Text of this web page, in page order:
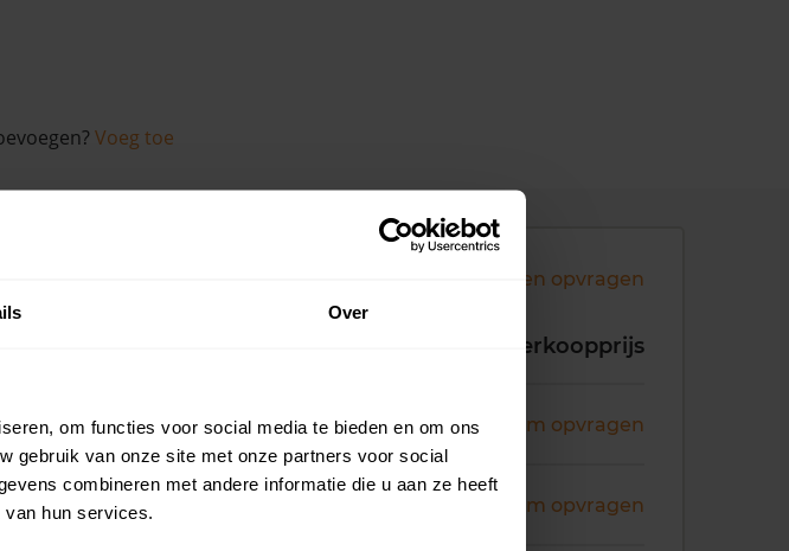
Over
om functies voor social media te bieden en om ons
gebruik van onze site met onze partners voor social
combineren met andere informatie die u aan ze heeft
hun services.
Voeg toe
Andere koopsommen opvragen
Verkoopprijs
m2 30 juni 2026 Koopsom opvragen
m2 Koopsom opvragen